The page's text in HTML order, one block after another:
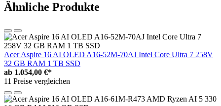
Ähnliche Produkte
Acer Aspire 16 AI OLED A16-52M-70AJ Intel Core Ultra 7 258V
32 GB RAM 1 TB SSD
ab 1.054,00 €*
11 Preise vergleichen